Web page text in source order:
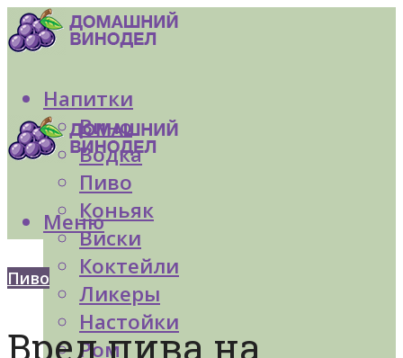
Напитки
Вино
Водка
Пиво
Коньяк
Виски
Коктейли
Ликеры
Настойки
Ром
Меню
Пиво
Вред пива на